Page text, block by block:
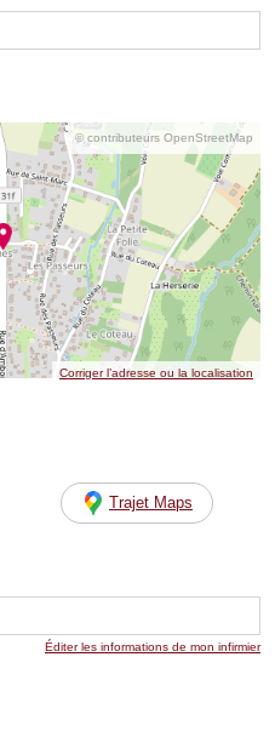
© contributeurs OpenStreetMap
Corriger l’adresse ou la localisation
Trajet Maps
Éditer les informations de mon infirmier